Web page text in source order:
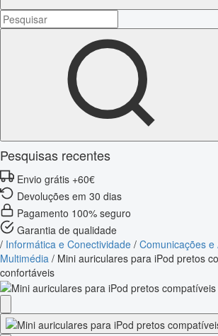
Pesquisas recentes
Envio grátis +60€
Devoluções em 30 dias
Pagamento 100% seguro
Garantia de qualidade
/ Informática e Conectividade / Comunicações e
Multimédia / Mini auriculares para iPod pretos
confortáveis